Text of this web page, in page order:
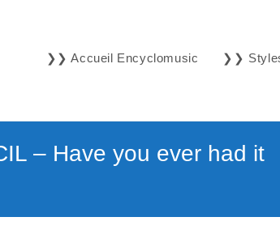
❯❯ Accueil Encyclomusic ❯❯
– Have you ever had it